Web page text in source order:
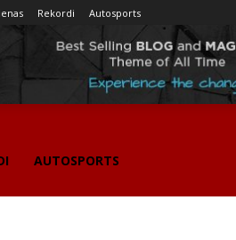
Rekordi Autosports
AUTOSPORTS